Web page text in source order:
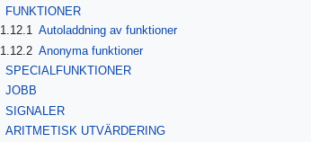
FUNKTIONER
1.12.1 Autoladdning av funktioner
1.12.2 Anonyma funktioner
SPECIALFUNKTIONER
JOBB
SIGNALER
ARITMETISK UTVÄRDERING